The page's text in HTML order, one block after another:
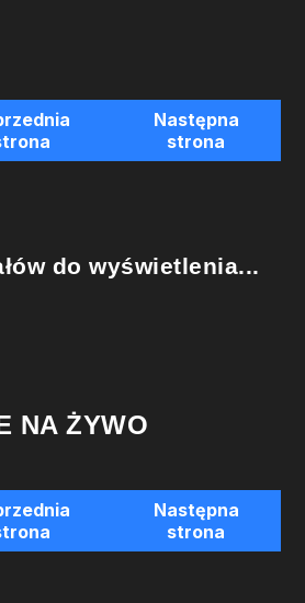
Następna
strona
do wyświetlenia...
NA ŻYWO
Następna
strona